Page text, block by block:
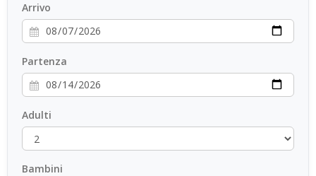
Arrivo
Partenza
Adulti
Bambini